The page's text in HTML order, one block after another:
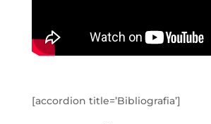
[accordion title=’Bibliografia’]